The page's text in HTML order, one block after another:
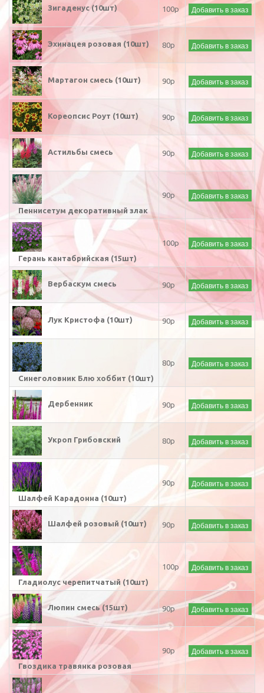
Зигаденус (10шт) 100р Добавить в заказ
Эхинацея розовая (10шт) 80р Добавить в заказ
Мартагон смесь (10шт) 90р Добавить в заказ
Кореопсис Роут (10шт) 90р Добавить в заказ
Астильбы смесь 90р Добавить в заказ
Пеннисетум декоративный злак
90р Добавить в заказ
Герань кантабрийская (15шт)
100р Добавить в заказ
Вербаскум смесь 90р Добавить в заказ
Лук Кристофа (10шт) 90р Добавить в заказ
Синеголовник Блю хоббит (10шт)
80р Добавить в заказ
Дербенник 90р Добавить в заказ
Укроп Грибовский 80р Добавить в заказ
Шалфей Карадонна (10шт)
90р Добавить в заказ
Шалфей розовый (10шт) 90р Добавить в заказ
Гладиолус черепитчатый (10шт)
100р Добавить в заказ
Люпин смесь (15шт) 90р Добавить в заказ
Гвоздика травянка розовая
90р Добавить в заказ